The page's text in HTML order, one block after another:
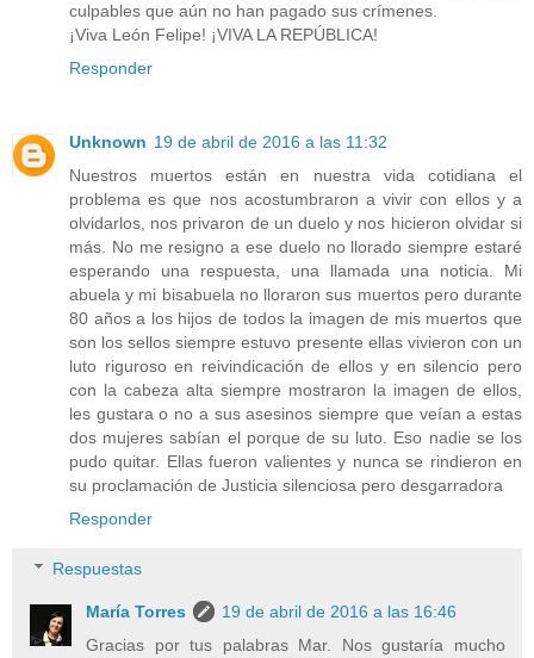
culpables que aún no han pagado sus crímenes.
¡Viva León Felipe! ¡VIVA LA REPÚBLICA!
Responder
Unknown 19 de abril de 2016 a las 11:32
Nuestros muertos están en nuestra vida cotidiana el
problema es que nos acostumbraron a vivir con ellos y a
olvidarlos, nos privaron de un duelo y nos hicieron olvidar si
más. No me resigno a ese duelo no llorado siempre estaré
esperando una respuesta, una llamada una noticia. Mi
abuela y mi bisabuela no lloraron sus muertos pero durante
80 años a los hijos de todos la imagen de mis muertos que
son los sellos siempre estuvo presente ellas vivieron con un
luto riguroso en reivindicación de ellos y en silencio pero
con la cabeza alta siempre mostraron la imagen de ellos,
les gustara o no a sus asesinos siempre que veían a estas
dos mujeres sabían el porque de su luto. Eso nadie se los
pudo quitar. Ellas fueron valientes y nunca se rindieron en
su proclamación de Justicia silenciosa pero desgarradora
Responder
Respuestas
María Torres
19 de abril de 2016 a las 16:46
Gracias por tus palabras Mar. Nos gustaría mucho